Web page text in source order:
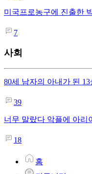
미국프로농구에 진출한
7
사회
80세 남자의 아내가 된
39
너무 말랐다 악플에 아리
18
홈